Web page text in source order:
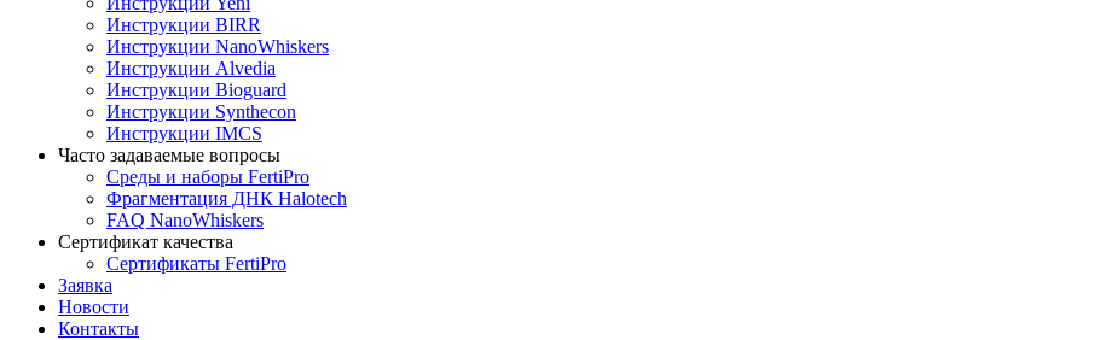
Инструкции BIRR
Инструкции NanoWhiskers
Инструкции Alvedia
Инструкции Bioguard
Инструкции Synthecon
Инструкции IMCS
Часто задаваемые вопросы
Среды и наборы FertiPro
Фрагментация ДНК Halotech
FAQ NanoWhiskers
Сертификат качества
Сертификаты FertiPro
Заявка
Новости
Контакты